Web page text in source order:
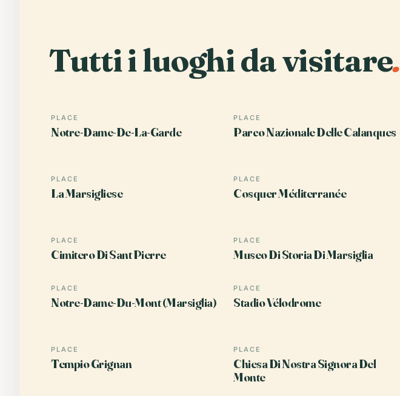
Tutti i luoghi da visitare.
PLACE
Notre-Dame-De-La-Garde
PLACE
Parco Nazionale Delle Calanques
PLACE
La Marsigliese
PLACE
Cosquer Méditerranée
PLACE
Cimitero Di Sant Pierre
PLACE
Museo Di Storia Di Marsiglia
PLACE
Notre-Dame-Du-Mont (Marsiglia)
PLACE
Stadio Vélodrome
PLACE
Tempio Grignan
PLACE
Chiesa Di Nostra Signora Del
Monte